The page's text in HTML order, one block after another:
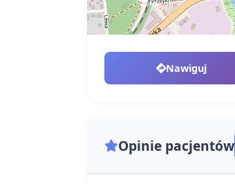
Nawiguj
Opinie pacjentów